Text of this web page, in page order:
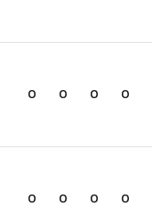
0 0 0 0
0 0 0 0